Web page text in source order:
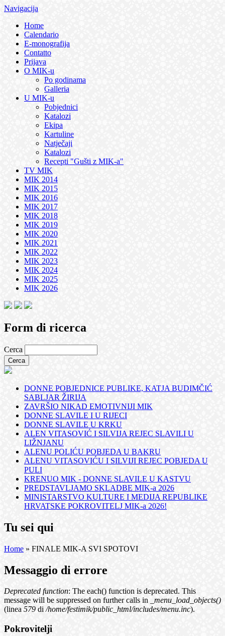
Navigacija
Home
Calendario
E-monografija
Contatto
Prijava
O MIK-u
Po godinama
Galleria
U MIK-u
Pobjednici
Katalozi
Ekipa
Kartuline
Natječaji
Katalozi
Recepti "Gušti z MIK-a"
TV MIK
MIK 2014
MIK 2015
MIK 2016
MIK 2017
MIK 2018
MIK 2019
MIK 2020
MIK 2021
MIK 2022
MIK 2023
MIK 2024
MIK 2025
MIK 2026
Form di ricerca
Cerca
DONNE POBJEDNICE PUBLIKE, KATJA BUDIMČIĆ
SABLJAR ŽIRIJA
ZAVRŠIO NIKAD EMOTIVNIJI MIK
DONNE SLAVILE I U RIJECI
DONNE SLAVILE U KRKU
ALEN VITASOVIĆ I SILVIJA REJEC SLAVILI U
LIŽNJANU
ALENU POLIĆU POBJEDA U BAKRU
ALENU VITASOVIĆU I SILVIJI REJEC POBJEDA U
PULI
KRENUO MIK - DONNE SLAVILE U KASTVU
PREDSTAVLJAMO SKLADBE MIK-a 2026
MINISTARSTVO KULTURE I MEDIJA REPUBLIKE
HRVATSKE POKROVITELJ MIK-a 2026!
Tu sei qui
Home » FINALE MIK-A SVI SPOTOVI
Messaggio di errore
Deprecated function: The each() function is deprecated. This
message will be suppressed on further calls in
_menu_load_objects()
(linea 579 di/home/festimik/public_html/includes/menu.inc).
Pokrovitelji